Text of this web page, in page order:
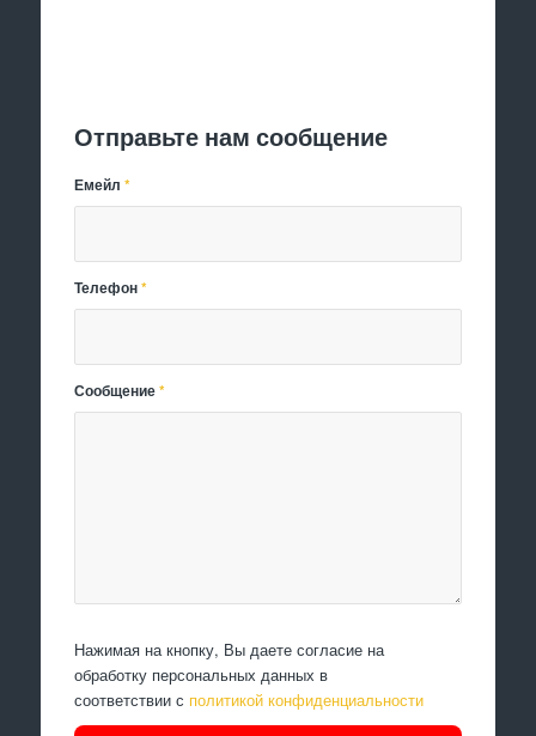
Отправьте нам сообщение
Емейл*
Телефон*
Сообщение*
Нажимая на кнопку, Вы даете согласие на
обработку персональных данных в
соответствии с политикой конфиденциальности